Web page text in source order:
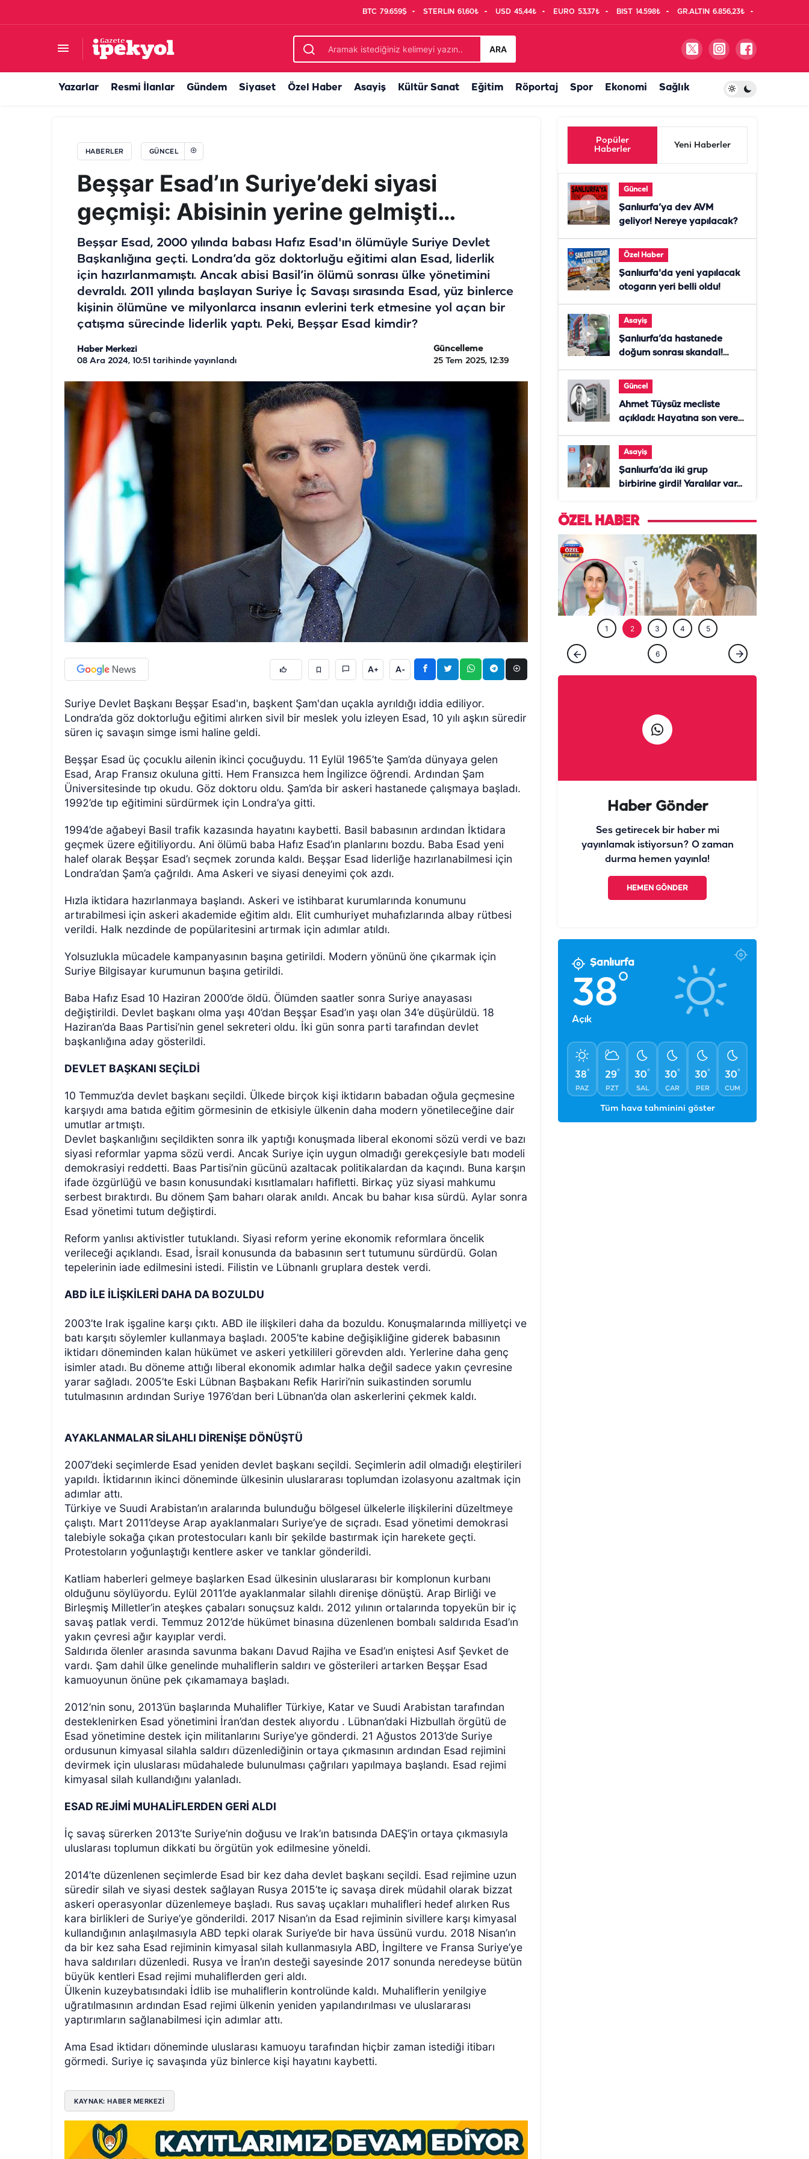
BTC 79.659$ STERLIN 61,60₺ USD 45,44₺ EURO 53,37₺ BIST 14.598₺ GR.ALTIN 6.856,23₺
ARA
Yazarlar Resmi İlanlar Gündem Siyaset Özel Haber Asayiş Kültür Sanat Eğitim Röportaj Spor Ekonomi Sağlık
HABERLER GÜNCEL
Beşşar Esad’ın Suriye’deki siyasi
geçmişi: Abisinin yerine gelmişti…
Beşşar Esad, 2000 yılında babası Hafız Esad'ın ölümüyle Suriye Devlet
Başkanlığına geçti. Londra’da göz doktorluğu eğitimi alan Esad, liderlik
için hazırlanmamıştı. Ancak abisi Basil’in ölümü sonrası ülke yönetimini
devraldı. 2011 yılında başlayan Suriye İç Savaşı sırasında Esad, yüz binlerce
kişinin ölümüne ve milyonlarca insanın evlerini terk etmesine yol açan bir
çatışma sürecinde liderlik yaptı. Peki, Beşşar Esad kimdir?
Haber Merkezi
08 Ara 2024, 10:51 tarihinde yayınlandı
Güncelleme
25 Tem 2025, 12:39
A+ A-
Suriye Devlet Başkanı Beşşar Esad'ın, başkent Şam'dan uçakla ayrıldığı iddia ediliyor.
Londra’da göz doktorluğu eğitimi alırken sivil bir meslek yolu izleyen Esad, 10 yılı aşkın süredir
süren iç savaşın simge ismi haline geldi.
Beşşar Esad üç çocuklu ailenin ikinci çocuğuydu. 11 Eylül 1965’te Şam’da dünyaya gelen
Esad, Arap Fransız okuluna gitti. Hem Fransızca hem İngilizce öğrendi. Ardından Şam
Üniversitesinde tıp okudu. Göz doktoru oldu. Şam’da bir askeri hastanede çalışmaya başladı.
1992’de tıp eğitimini sürdürmek için Londra’ya gitti.
1994’de ağabeyi Basil trafik kazasında hayatını kaybetti. Basil babasının ardından İktidara
geçmek üzere eğitiliyordu. Ani ölümü baba Hafız Esad’ın planlarını bozdu. Baba Esad yeni
halef olarak Beşşar Esad’ı seçmek zorunda kaldı. Beşşar Esad liderliğe hazırlanabilmesi için
Londra’dan Şam’a çağrıldı. Ama Askeri ve siyasi deneyimi çok azdı.
Hızla iktidara hazırlanmaya başlandı. Askeri ve istihbarat kurumlarında konumunu
artırabilmesi için askeri akademide eğitim aldı. Elit cumhuriyet muhafızlarında albay rütbesi
verildi. Halk nezdinde de popülaritesini artırmak için adımlar atıldı.
Yolsuzlukla mücadele kampanyasının başına getirildi. Modern yönünü öne çıkarmak için
Suriye Bilgisayar kurumunun başına getirildi.
Baba Hafız Esad 10 Haziran 2000’de öldü. Ölümden saatler sonra Suriye anayasası
değiştirildi. Devlet başkanı olma yaşı 40’dan Beşşar Esad’ın yaşı olan 34’e düşürüldü. 18
Haziran’da Baas Partisi’nin genel sekreteri oldu. İki gün sonra parti tarafından devlet
başkanlığına aday gösterildi.
DEVLET BAŞKANI SEÇİLDİ
10 Temmuz’da devlet başkanı seçildi. Ülkede birçok kişi iktidarın babadan oğula geçmesine
karşıydı ama batıda eğitim görmesinin de etkisiyle ülkenin daha modern yönetileceğine dair
umutlar artmıştı.
Devlet başkanlığını seçildikten sonra ilk yaptığı konuşmada liberal ekonomi sözü verdi ve bazı
siyasi reformlar yapma sözü verdi. Ancak Suriye için uygun olmadığı gerekçesiyle batı modeli
demokrasiyi reddetti. Baas Partisi’nin gücünü azaltacak politikalardan da kaçındı. Buna karşın
ifade özgürlüğü ve basın konusundaki kısıtlamaları hafifletti. Birkaç yüz siyasi mahkumu
serbest bıraktırdı. Bu dönem Şam baharı olarak anıldı. Ancak bu bahar kısa sürdü. Aylar sonra
Esad yönetimi tutum değiştirdi.
Reform yanlısı aktivistler tutuklandı. Siyasi reform yerine ekonomik reformlara öncelik
verileceği açıklandı. Esad, İsrail konusunda da babasının sert tutumunu sürdürdü. Golan
tepelerinin iade edilmesini istedi. Filistin ve Lübnanlı gruplara destek verdi.
ABD İLE İLİŞKİLERİ DAHA DA BOZULDU
2003’te Irak işgaline karşı çıktı. ABD ile ilişkileri daha da bozuldu. Konuşmalarında milliyetçi ve
batı karşıtı söylemler kullanmaya başladı. 2005’te kabine değişikliğine giderek babasının
iktidarı döneminden kalan hükümet ve askeri yetkilileri görevden aldı. Yerlerine daha genç
isimler atadı. Bu döneme attığı liberal ekonomik adımlar halka değil sadece yakın çevresine
yarar sağladı. 2005’te Eski Lübnan Başbakanı Refik Hariri’nin suikastinden sorumlu
tutulmasının ardından Suriye 1976’dan beri Lübnan’da olan askerlerini çekmek kaldı.
AYAKLANMALAR SİLAHLI DİRENİŞE DÖNÜŞTÜ
2007’deki seçimlerde Esad yeniden devlet başkanı seçildi. Seçimlerin adil olmadığı eleştirileri
yapıldı. İktidarının ikinci döneminde ülkesinin uluslararası toplumdan izolasyonu azaltmak için
adımlar attı.
Türkiye ve Suudi Arabistan’ın aralarında bulunduğu bölgesel ülkelerle ilişkilerini düzeltmeye
çalıştı. Mart 2011’deyse Arap ayaklanmaları Suriye’ye de sıçradı. Esad yönetimi demokrasi
talebiyle sokağa çıkan protestocuları kanlı bir şekilde bastırmak için harekete geçti.
Protestoların yoğunlaştığı kentlere asker ve tanklar gönderildi.
Katliam haberleri gelmeye başlarken Esad ülkesinin uluslararası bir komplonun kurbanı
olduğunu söylüyordu. Eylül 2011’de ayaklanmalar silahlı direnişe dönüştü. Arap Birliği ve
Birleşmiş Milletler’in ateşkes çabaları sonuçsuz kaldı. 2012 yılının ortalarında topyekün bir iç
savaş patlak verdi. Temmuz 2012’de hükümet binasına düzenlenen bombalı saldırıda Esad’ın
yakın çevresi ağır kayıplar verdi.
Saldırıda ölenler arasında savunma bakanı Davud Rajiha ve Esad’ın eniştesi Asıf Şevket de
vardı. Şam dahil ülke genelinde muhaliflerin saldırı ve gösterileri artarken Beşşar Esad
kamuoyunun önüne pek çıkamamaya başladı.
2012’nin sonu, 2013’ün başlarında Muhalifler Türkiye, Katar ve Suudi Arabistan tarafından
desteklenirken Esad yönetimini İran’dan destek alıyordu . Lübnan’daki Hizbullah örgütü de
Esad yönetimine destek için militanlarını Suriye’ye gönderdi. 21 Ağustos 2013’de Suriye
ordusunun kimyasal silahla saldırı düzenlediğinin ortaya çıkmasının ardından Esad rejimini
devirmek için uluslarası müdahalede bulunulması çağrıları yapılmaya başlandı. Esad rejimi
kimyasal silah kullandığını yalanladı.
ESAD REJİMİ MUHALİFLERDEN GERİ ALDI
İç savaş sürerken 2013’te Suriye’nin doğusu ve Irak’ın batısında DAEŞ’in ortaya çıkmasıyla
uluslarası toplumun dikkati bu örgütün yok edilmesine yöneldi.
2014’te düzenlenen seçimlerde Esad bir kez daha devlet başkanı seçildi. Esad rejimine uzun
süredir silah ve siyasi destek sağlayan Rusya 2015’te iç savaşa direk müdahil olarak bizzat
askeri operasyonlar düzenlemeye başladı. Rus savaş uçakları muhalifleri hedef alırken Rus
kara birlikleri de Suriye’ye gönderildi. 2017 Nisan’ın da Esad rejiminin sivillere karşı kimyasal
kullandığının anlaşılmasıyla ABD tepki olarak Suriye’de bir hava üssünü vurdu. 2018 Nisan’ın
da bir kez saha Esad rejiminin kimyasal silah kullanmasıyla ABD, İngiltere ve Fransa Suriye’ye
hava saldırıları düzenledi. Rusya ve İran’ın desteği sayesinde 2017 sonunda neredeyse bütün
büyük kentleri Esad rejimi muhaliflerden geri aldı.
Ülkenin kuzeybatısındaki İdlib ise muhaliflerin kontrolünde kaldı. Muhaliflerin yenilgiye
uğratılmasının ardından Esad rejimi ülkenin yeniden yapılandırılması ve uluslararası
yaptırımların sağlanabilmesi için adımlar attı.
Ama Esad iktidarı döneminde uluslarası kamuoyu tarafından hiçbir zaman istediği itibarı
görmedi. Suriye iç savaşında yüz binlerce kişi hayatını kaybetti.
KAYNAK: HABER MERKEZI
Popüler
Haberler
Yeni Haberler
Güncel
Şanlıurfa’ya dev AVM
geliyor! Nereye yapılacak?
Özel Haber
Şanlıurfa'da yeni yapılacak
otogarın yeri belli oldu!
Asayiş
Şanlıurfa’da hastanede
doğum sonrası skandal!
Güncel
Ahmet Tüysüz mecliste
açıkladı: Hayatına son veren
ölmezdim" notunu bıraktı
Asayiş
Şanlıurfa’da iki grup
birbirine girdi! Yaralılar var...
ÖZEL HABER
ÖZEL HABER
Şanlıurfa'da neden herkes bu kadar
3
durma hemen yayınla!
HEMEN GÖNDER
Şanlıurfa
38°
Açık
Başkan Gülpınar söz vermişti, Cumhurbaşkanı Erdoğan imzaladı! Urfalıların hayali gerçek oluyor